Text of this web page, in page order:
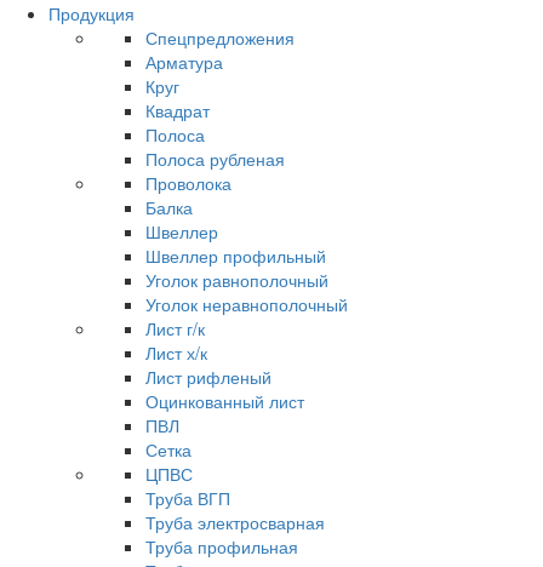
Продукция
Спецпредложения
Арматура
Круг
Квадрат
Полоса
Полоса рубленая
Проволока
Балка
Швеллер
Швеллер профильный
Уголок равнополочный
Уголок неравнополочный
Лист г/к
Лист х/к
Лист рифленый
Оцинкованный лист
ПВЛ
Сетка
ЦПВС
Труба ВГП
Труба электросварная
Труба профильная